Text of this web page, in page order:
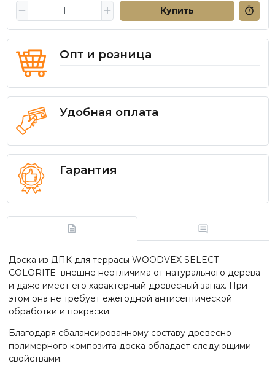
Купить
Опт и розница
Удобная оплата
Гарантия
Доска из ДПК для террасы WOODVEX SELECT
COLORITE внешне неотличима от натурального дерева
и даже имеет его характерный древесный запах. При
этом она не требует ежегодной антисептической
обработки и покраски.
Благодаря сбалансированному составу древесно-
полимерного композита доска обладает следующими
свойствами: